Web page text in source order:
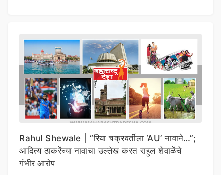
Rahul Shewale | “रिया चक्रवर्तीला ‘AU’ नावाने…”;
आदित्य ठाकरेंच्या नावाचा उल्लेख करत राहुल शेवाळेंचे
गंभीर आरोप